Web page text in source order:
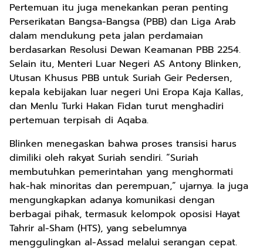
Pertemuan itu juga menekankan peran penting
Perserikatan Bangsa-Bangsa (PBB) dan Liga Arab
dalam mendukung peta jalan perdamaian
berdasarkan Resolusi Dewan Keamanan PBB 2254.
Selain itu, Menteri Luar Negeri AS Antony Blinken,
Utusan Khusus PBB untuk Suriah Geir Pedersen,
kepala kebijakan luar negeri Uni Eropa Kaja Kallas,
dan Menlu Turki Hakan Fidan turut menghadiri
pertemuan terpisah di Aqaba.
Blinken menegaskan bahwa proses transisi harus
dimiliki oleh rakyat Suriah sendiri. “Suriah
membutuhkan pemerintahan yang menghormati
hak-hak minoritas dan perempuan,” ujarnya. Ia juga
mengungkapkan adanya komunikasi dengan
berbagai pihak, termasuk kelompok oposisi Hayat
Tahrir al-Sham (HTS), yang sebelumnya
menggulingkan al-Assad melalui serangan cepat.